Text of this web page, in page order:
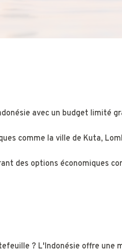
avec un budget limité
comme la ville de Kuta,
des options économiques
? L'Indonésie offre une